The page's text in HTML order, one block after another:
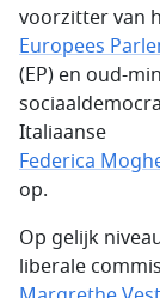
voorzitter van
Europees
(EP) en oud-
Italiaanse
Federica
op.
Op gelijk
liberale